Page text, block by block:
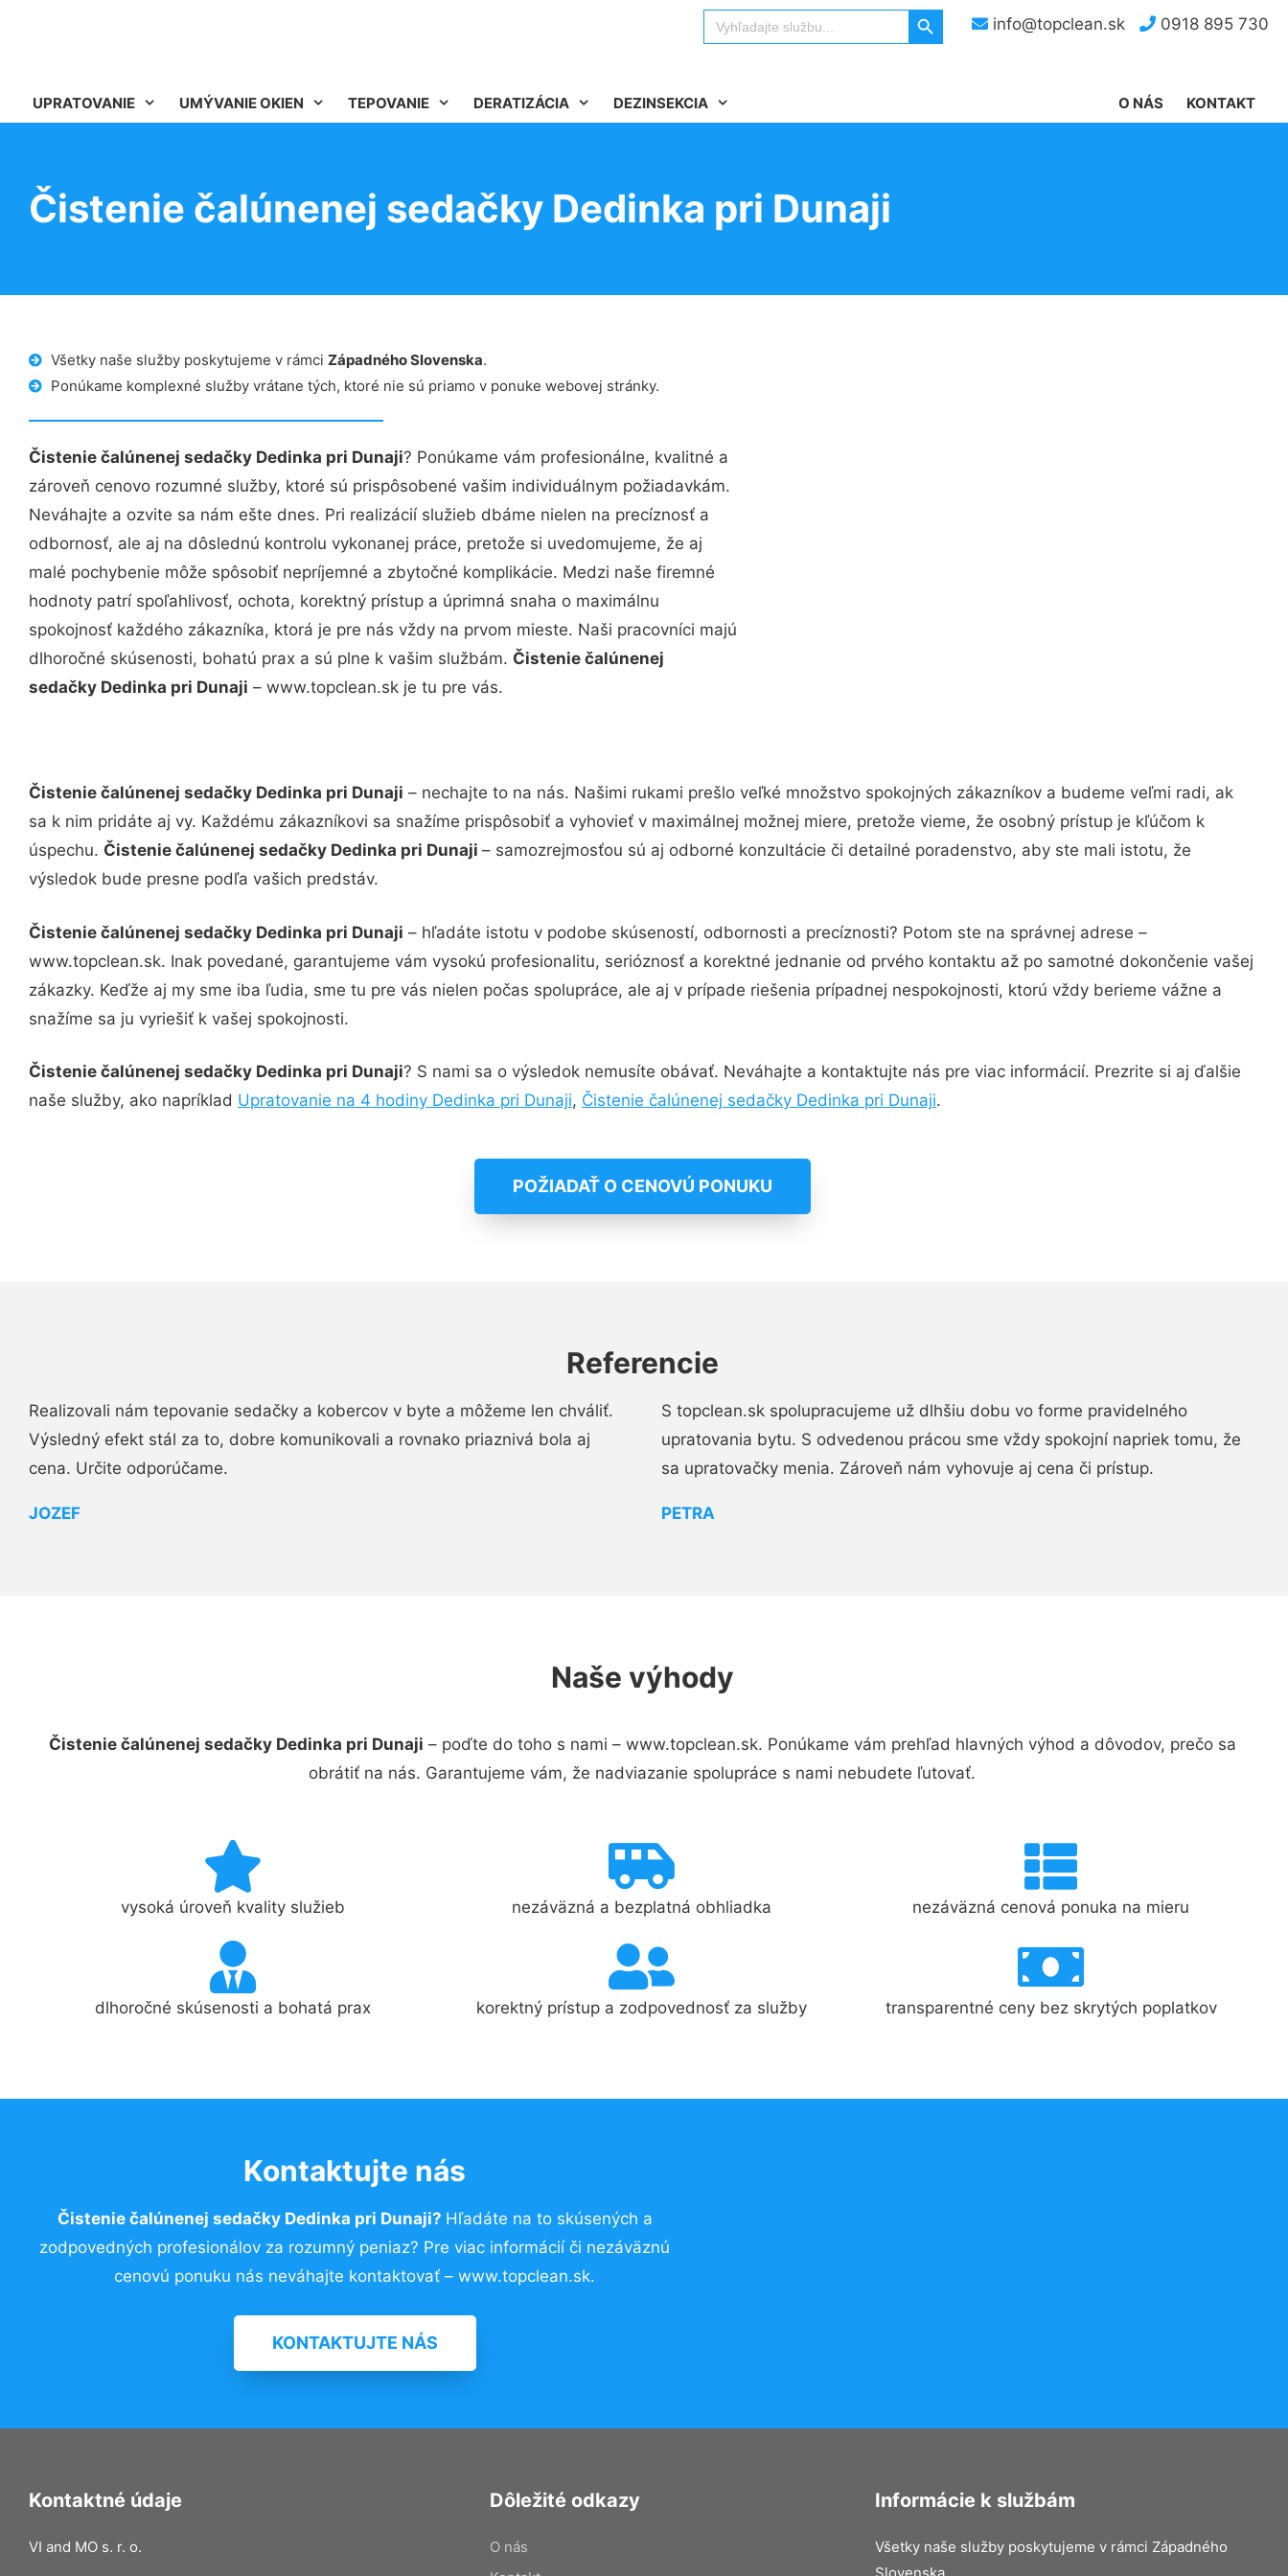
info@topclean.sk 0918 895 730
Search
for:
Search Button
UPRATOVANIE UMÝVANIE OKIEN TEPOVANIE DERATIZÁCIA DEZINSEKCIA KONTAKT
O NÁS
Čistenie čalúnenej sedačky Dedinka pri Dunaji
Všetky naše služby poskytujeme v rámci Západného Slovenska.
Ponúkame komplexné služby vrátane tých, ktoré nie sú priamo v ponuke webovej stránky.
Čistenie čalúnenej sedačky Dedinka pri Dunaji? Ponúkame vám profesionálne, kvalitné a
zároveň cenovo rozumné služby, ktoré sú prispôsobené vašim individuálnym požiadavkám.
Neváhajte a ozvite sa nám ešte dnes. Pri realizácií služieb dbáme nielen na precíznosť a
odbornosť, ale aj na dôslednú kontrolu vykonanej práce, pretože si uvedomujeme, že aj
malé pochybenie môže spôsobiť nepríjemné a zbytočné komplikácie. Medzi naše firemné
hodnoty patrí spoľahlivosť, ochota, korektný prístup a úprimná snaha o maximálnu
spokojnosť každého zákazníka, ktorá je pre nás vždy na prvom mieste. Naši pracovníci majú
dlhoročné skúsenosti, bohatú prax a sú plne k vašim službám. Čistenie čalúnenej
sedačky Dedinka pri Dunaji – www.topclean.sk je tu pre vás.
Čistenie čalúnenej sedačky Dedinka pri Dunaji – nechajte to na nás. Našimi rukami prešlo veľké množstvo spokojných zákazníkov a budeme veľmi radi, ak
sa k nim pridáte aj vy. Každému zákazníkovi sa snažíme prispôsobiť a vyhovieť v maximálnej možnej miere, pretože vieme, že osobný prístup je kľúčom k
úspechu. Čistenie čalúnenej sedačky Dedinka pri Dunaji – samozrejmosťou sú aj odborné konzultácie či detailné poradenstvo, aby ste mali istotu, že
výsledok bude presne podľa vašich predstáv.
Čistenie čalúnenej sedačky Dedinka pri Dunaji – hľadáte istotu v podobe skúseností, odbornosti a precíznosti? Potom ste na správnej adrese –
www.topclean.sk. Inak povedané, garantujeme vám vysokú profesionalitu, serióznosť a korektné jednanie od prvého kontaktu až po samotné dokončenie vašej
zákazky. Keďže aj my sme iba ľudia, sme tu pre vás nielen počas spolupráce, ale aj v prípade riešenia prípadnej nespokojnosti, ktorú vždy berieme vážne a
snažíme sa ju vyriešiť k vašej spokojnosti.
Čistenie čalúnenej sedačky Dedinka pri Dunaji? S nami sa o výsledok nemusíte obávať. Neváhajte a kontaktujte nás pre viac informácií. Prezrite si aj ďalšie
naše služby, ako napríklad Upratovanie na 4 hodiny Dedinka pri Dunaji, Čistenie čalúnenej sedačky Dedinka pri Dunaji.
POŽIADAŤ O CENOVÚ PONUKU
Referencie
Realizovali nám tepovanie sedačky a kobercov v byte a môžeme len chváliť.
Výsledný efekt stál za to, dobre komunikovali a rovnako priaznivá bola aj
cena. Určite odporúčame.
JOZEF
S topclean.sk spolupracujeme už dlhšiu dobu vo forme pravidelného
upratovania bytu. S odvedenou prácou sme vždy spokojní napriek tomu, že
sa upratovačky menia. Zároveň nám vyhovuje aj cena či prístup.
PETRA
Naše výhody
Čistenie čalúnenej sedačky Dedinka pri Dunaji – poďte do toho s nami – www.topclean.sk. Ponúkame vám prehľad hlavných výhod a dôvodov, prečo sa
obrátiť na nás. Garantujeme vám, že nadviazanie spolupráce s nami nebudete ľutovať.
vysoká úroveň kvality služieb nezáväzná a bezplatná obhliadka nezáväzná cenová ponuka na mieru
dlhoročné skúsenosti a bohatá prax korektný prístup a zodpovednosť za služby transparentné ceny bez skrytých poplatkov
Kontaktujte nás
Čistenie čalúnenej sedačky Dedinka pri Dunaji? Hľadáte na to skúsených a
zodpovedných profesionálov za rozumný peniaz? Pre viac informácií či nezáväznú
cenovú ponuku nás neváhajte kontaktovať – www.topclean.sk.
KONTAKTUJTE NÁS
Kontaktné údaje
VI and MO s. r. o.
Dôležité odkazy
O nás
Informácie k službám
Všetky naše služby poskytujeme v rámci Západného
Slovenska.